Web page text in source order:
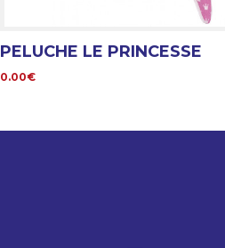
PELUCHE LE PRINCESSE
0.00€